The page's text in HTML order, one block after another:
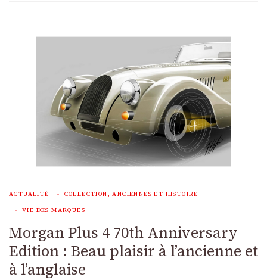
ACTUALITÉ COLLECTION, ANCIENNES ET HISTOIRE
VIE DES MARQUES
Morgan Plus 4 70th Anniversary
Edition : Beau plaisir à l’ancienne et
à l’anglaise